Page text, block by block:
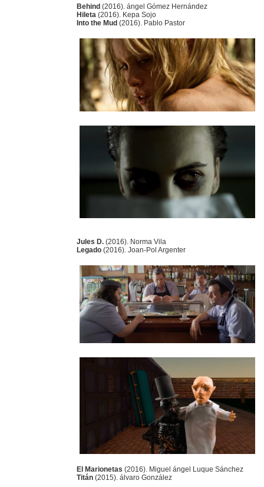
Behind (2016). ángel Gómez Hernández
Hileta (2016). Kepa Sojo
Into the Mud (2016). Pablo Pastor
Jules D. (2016). Norma Vila
Legado (2016). Joan-Pol Argenter
El Marionetas (2016). Miguel ángel Luque Sánchez
Titán (2015). álvaro González